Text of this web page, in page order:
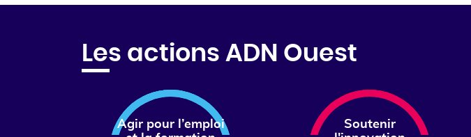
Les actions ADN Ouest
Agir pour l’emploi
Soutenir